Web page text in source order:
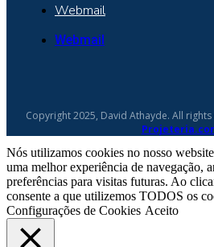
Webmail
Webmail
Copyright 2025, David Athayde. All
Nós utilizamos cookies no nosso
uma melhor experiência de navegação,
preferências para visitas futuras. Ao
consente a que utilizemos TODOS os
Configurações de Cookies Aceito